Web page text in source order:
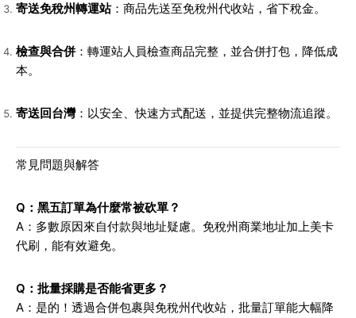
寄送免稅州轉運站：商品先送至免稅州代收站，省下稅金。
檢查與合併：轉運站人員檢查商品完整，並合併打包，降低成
本。
寄送回台灣：以安全、快速方式配送，並提供完整物流追蹤。
常見問題與解答
Q：黑五訂單為什麼常被砍單？
A：多數原因來自付款與地址疑慮。免稅州商業地址加上美卡
代刷，能有效避免。
Q：批量採購是否能省更多？
A：是的！透過合併包裹與免稅州代收站，批量訂單能大幅降